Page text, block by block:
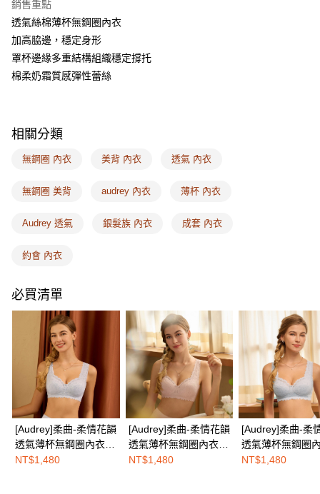
相關說明
【關於「AFTEE先享後付」】
AFTEE先享後付是「在收到商品之後才付款」的支付方式。 讓您購物簡單
１．簡單：不需註冊會員、不需綁卡、不需儲值。
２．便利：只要手機號碼，簡訊認證，即可結帳。
１．於結帳方式選擇「AFTEE先享後付」後，將跳轉至「AFTEE先享後付」
結帳頁面，進行簡訊認證並確認金額後，即可完成結帳。
３．收到繳費通知簡訊後14天內，點擊此簡訊中的連結，可透過四大超商／
※ 請注意：結帳手續完成當下不需立刻繳費，但若您需要取消訂單，請聯絡
※ 交易是否成功請以「AFTEE先享後付 」之結帳頁面顯示為準，若有關於
客戶支援中心」
１．透過由恩沛科技股份有限公司提供之「AFTEE先享後付」服務完成之交
權轉讓予恩沛科技股份有限公司。
２．關於個人資料處理事宜，請瀏覽以下網址：
https://aftee.tw/terms/#terms3
３．未成年的使用者請事先徵得法定代理人或監護人之同意方可使用
「AFTEE先享後付」，若未經同意申辦者引起之損失，本公司不負相關責
４．使用「AFTEE先享後付」時，將依據個別帳號之用戶狀況，依本公司即
時審查核予不同之上限額度；若仍有額度不足之情形，本公司將視審查結果
請求用戶進行身份認證。
５．嚴禁一人註冊多個帳號或使用他人資訊註冊。若發現惡意使用之情形，
恩沛科技股份有限公司將有權停止該用戶之使用額度並採取法律行動。
ATM付款
運送方式
付款後全家取貨
每筆NT$100，滿NT$1,500(含以上)免運費
付款後7-11取貨
每筆NT$100，滿NT$1,500(含以上)免運費
每筆NT$100，滿NT$1,500(含以上)免運費
EASY SHOP門市速取
免運費
海外配送 查看運費
銷售重點
透氣絲棉薄杯無鋼圈內衣
加高脇邊，穩定身形
罩杯邊緣多重結構組織穩定撐托
棉柔奶霜質感彈性蕾絲
相關分類
無鋼圈 內衣 美背 內衣 透氣 內衣
無鋼圈 美背 audrey 內衣 薄杯 內衣
Audrey 透氣 銀髮族 內衣 成套 內衣
約會 內衣
必買清單
[Audrey]柔曲-柔情花韻
透氣薄杯無鋼圈內衣
(經典美背式)-高雅灰
NT$1,480
[Audrey]柔曲-柔情花韻
透氣薄杯無鋼圈內衣
(肩帶可調式)-繁花粉
NT$1,480
[Audrey]柔曲-柔
透氣薄杯無鋼圈
(肩帶可調式)-高
NT$1,480